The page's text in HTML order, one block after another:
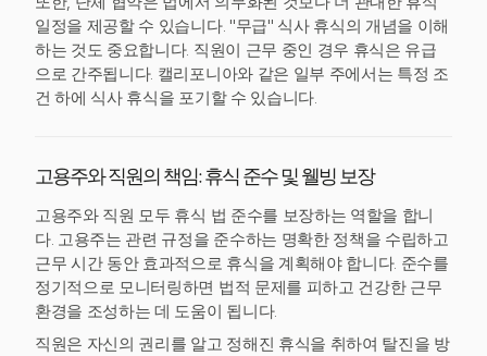
일정을 제공할 수 있습니다. "무급" 식사 휴식의 개념을 이해
하는 것도 중요합니다. 직원이 근무 중인 경우 휴식은 유급
으로 간주됩니다. 캘리포니아와 같은 일부 주에서는 특정 조
건 하에 식사 휴식을 포기할 수 있습니다.
고용주와 직원의 책임: 휴식 준수 및 웰빙 보장
고용주와 직원 모두 휴식 법 준수를 보장하는 역할을 합니
다. 고용주는 관련 규정을 준수하는 명확한 정책을 수립하고
근무 시간 동안 효과적으로 휴식을 계획해야 합니다. 준수를
정기적으로 모니터링하면 법적 문제를 피하고 건강한 근무
환경을 조성하는 데 도움이 됩니다.
직원은 자신의 권리를 알고 정해진 휴식을 취하여 탈진을 방